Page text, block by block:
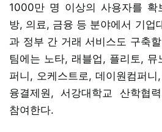
1000만 명 이상의 사용자를 확
방, 의료, 금융 등 분야에서 기업
과 정부 간 거래 서비스도 구축
팀에는 노타, 래블업, 플리토, 뮤
퍼니, 오케스트로, 데이원컴퍼
융결제원, 서강대학교 산학협
참여한다.